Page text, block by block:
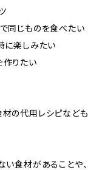
同じものを食べたい
に楽しみたい
りたい
の代用レシピなども
い食材があることや、